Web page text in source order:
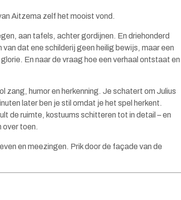
Aitzema zelf het mooist vond.
aan tafels, achter gordijnen. En driehonderd
dat ene schilderij geen heilig bewijs, maar een
En naar de vraag hoe een verhaal ontstaat en
zang, humor en herkenning. Je schatert om Julius
later ben je stil omdat je het spel herkent.
de ruimte, kostuums schitteren tot in detail – en
over toen.
en meezingen. Prik door de façade van de